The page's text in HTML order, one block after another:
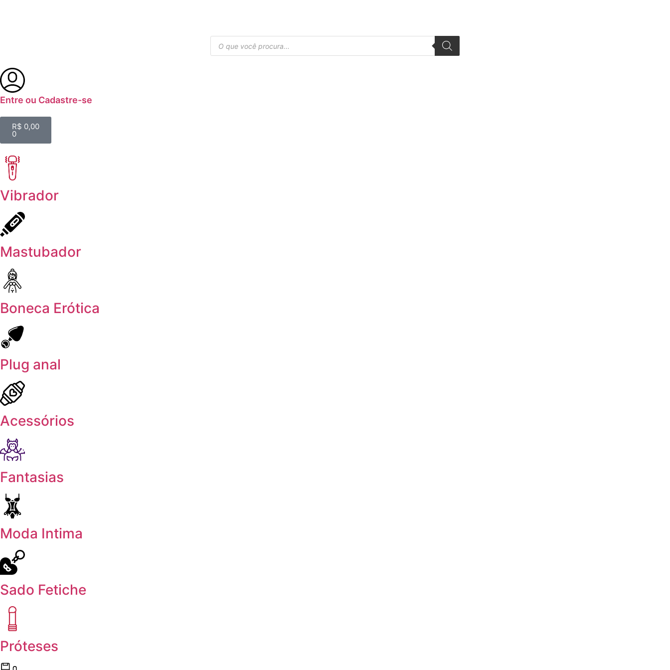
Entre ou Cadastre-se
R$ 0,00
0
Vibrador
Mastubador
Boneca Erótica
Plug anal
Acessórios
Fantasias
Moda Intima
Sado Fetiche
Próteses